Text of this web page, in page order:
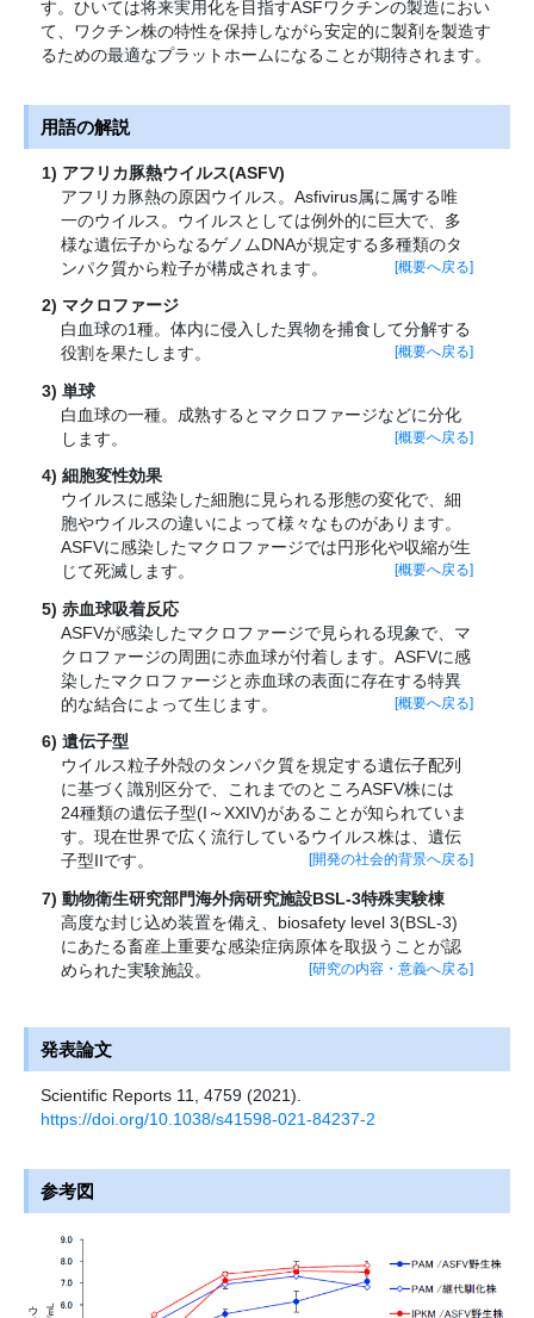
す。ひいては将来実用化を目指すASFワクチンの製造におい
て、ワクチン株の特性を保持しながら安定的に製剤を製造す
るための最適なプラットホームになることが期待されます。
用語の解説
アフリカ豚熱ウイルス(ASFV)
アフリカ豚熱の原因ウイルス。Asfivirus属に属する唯
一のウイルス。ウイルスとしては例外的に巨大で、多
様な遺伝子からなるゲノムDNAが規定する多種類のタ
ンパク質から粒子が構成されます。
[概要へ戻る]
マクロファージ
白血球の1種。体内に侵入した異物を捕食して分解する
役割を果たします。
[概要へ戻る]
単球
白血球の一種。成熟するとマクロファージなどに分化
します。
[概要へ戻る]
細胞変性効果
ウイルスに感染した細胞に見られる形態の変化で、細
胞やウイルスの違いによって様々なものがあります。
ASFVに感染したマクロファージでは円形化や収縮が生
じて死滅します。
[概要へ戻る]
赤血球吸着反応
ASFVが感染したマクロファージで見られる現象で、マ
クロファージの周囲に赤血球が付着します。ASFVに感
染したマクロファージと赤血球の表面に存在する特異
的な結合によって生じます。
[概要へ戻る]
遺伝子型
ウイルス粒子外殻のタンパク質を規定する遺伝子配列
に基づく識別区分で、これまでのところASFV株には
24種類の遺伝子型(I～XXIV)があることが知られていま
す。現在世界で広く流行しているウイルス株は、遺伝
子型IIです。
[開発の社会的背景へ戻る]
動物衛生研究部門海外病研究施設BSL-3特殊実験棟
高度な封じ込め装置を備え、biosafety level 3(BSL-3)
にあたる畜産上重要な感染症病原体を取扱うことが認
められた実験施設。
[研究の内容・意義へ戻る]
発表論文
Scientific Reports 11, 4759 (2021).
https://doi.org/10.1038/s41598-021-84237-2
参考図